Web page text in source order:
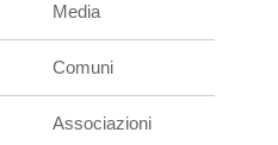
Media
Comuni
Associazioni